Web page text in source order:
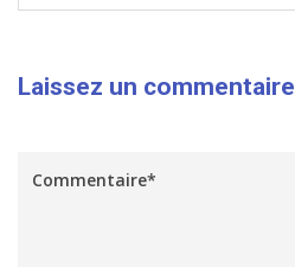
Laissez un commentaire